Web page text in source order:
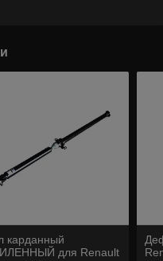
карданный
для Renault